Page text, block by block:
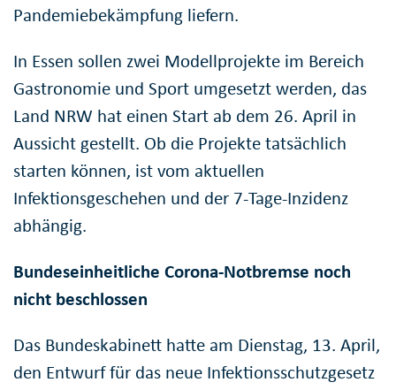
Pandemiebekämpfung liefern.
In Essen sollen zwei Modellprojekte im Bereich
Gastronomie und Sport umgesetzt werden, das
Land NRW hat einen Start ab dem 26. April in
Aussicht gestellt. Ob die Projekte tatsächlich
starten können, ist vom aktuellen
Infektionsgeschehen und der 7-Tage-Inzidenz
abhängig.
Bundeseinheitliche Corona-Notbremse noch
nicht beschlossen
Das Bundeskabinett hatte am Dienstag, 13. April,
den Entwurf für das neue Infektionsschutzgesetz